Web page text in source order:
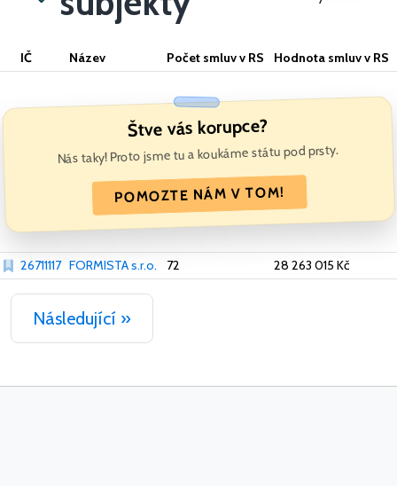
IČ Název Počet smluv v RS Hodnota smluv v RS
Štve vás korupce?
Nás taky! Proto jsme tu a koukáme státu pod prsty.
POMOZTE NÁM V TOM!
26711117 FORMISTA s.r.o. 72 28 263 015 Kč
Následující »